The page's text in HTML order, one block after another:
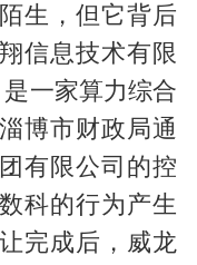
生，但它背后
信息技术有限
一家算力综合
博市财政局通
有限公司的控
科的行为产生
完成后，威龙